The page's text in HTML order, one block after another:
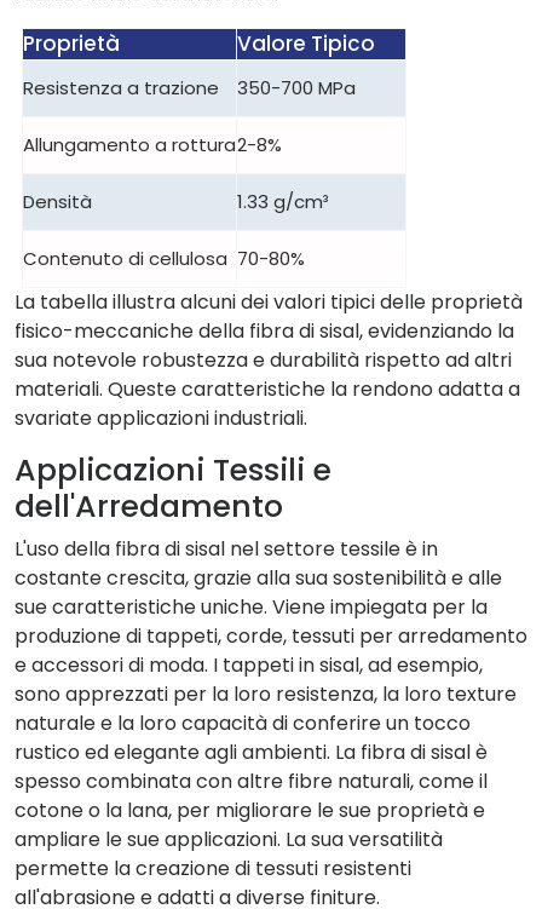
Proprietà Valore Tipico
Resistenza a trazione 350-700 MPa
Allungamento a rottura2-8%
Densità 1.33 g/cm³
Contenuto di cellulosa 70-80%
La tabella illustra alcuni dei valori tipici delle proprietà
fisico-meccaniche della fibra di sisal, evidenziando la
sua notevole robustezza e durabilità rispetto ad altri
materiali. Queste caratteristiche la rendono adatta a
svariate applicazioni industriali.
Applicazioni Tessili e
dell'Arredamento
L'uso della fibra di sisal nel settore tessile è in
costante crescita, grazie alla sua sostenibilità e alle
sue caratteristiche uniche. Viene impiegata per la
produzione di tappeti, corde, tessuti per arredamento
e accessori di moda. I tappeti in sisal, ad esempio,
sono apprezzati per la loro resistenza, la loro texture
naturale e la loro capacità di conferire un tocco
rustico ed elegante agli ambienti. La fibra di sisal è
spesso combinata con altre fibre naturali, come il
cotone o la lana, per migliorare le sue proprietà e
ampliare le sue applicazioni. La sua versatilità
permette la creazione di tessuti resistenti
all'abrasione e adatti a diverse finiture.